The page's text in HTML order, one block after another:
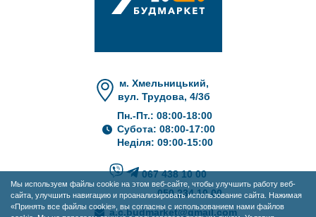
Мы используем файлы cookie на этом веб-сайте, чтобы улучшить работу веб-
сайта, улучшить навигацию и проанализировать использование сайта. Нажимая
«Принять все файлы cookie», вы согласны с использованием нами файлов
м. Хмельницький,
вул. Трудова, 4/3б
Пн.-Пт.: 08:00-18:00
Субота: 08:00-17:00
Неділя: 09:00-15:00
067 438 10 00
050 234 10 00
a.c.budmarket@gmail.com